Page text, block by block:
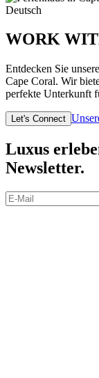
WORK
Entdecken Sie
Cape Coral. Wir
perfekte Unterkunft
Let's Connect
Luxus
Newsletter.